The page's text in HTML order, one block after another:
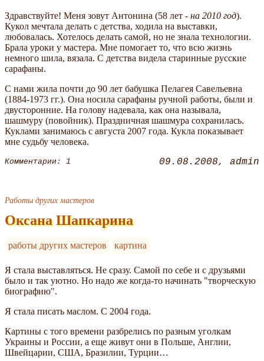
Здравствуйте! Меня зовут Антонина (58 лет - на 2010 год).
Кукол мечтала делать с детства, ходила на выставки,
любовалась. Хотелось делать самой, но не знала технологии.
Брала уроки у мастера. Мне помогает то, что всю жизнь
немного шила, вязала. С детства видела старинные русские
сарафаны.
С нами жила почти до 90 лет бабушка Пелагея Савельевна
(1884-1973 гг.). Она носила сарафаны ручной работы, были и
двусторонние. На голову надевала, как она называла,
шашмуру (повойник). Праздничная шашмура сохранилась.
Куклами занимаюсь с августа 2007 года. Кукла показывает
мне судьбу человека.
Комментарии: 1 09.08.2008 admin
Работы других мастеров
Оксана Шапкарина
работы других мастеров картина
Я стала выставляться. Не сразу. Самой по себе и с друзьями
было и так уютно. Но надо же когда-то начинать "творческую
биографию".
Я стала писать маслом. С 2004 года.
Картины с того времени разбрелись по разным уголкам
Украины и России, а еще живут они в Польше, Англии,
Швейцарии, США, Бразилии, Турции…